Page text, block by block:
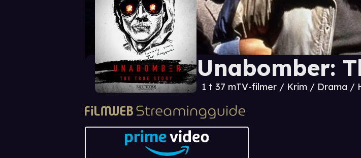
Unabomber:
1 t 37 mTV-filmer / Krim / Drama /